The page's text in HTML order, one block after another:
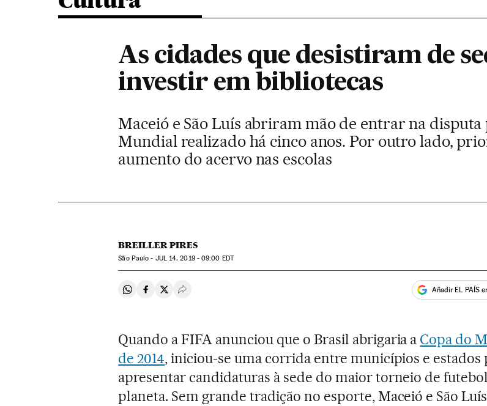
As cidades que desistiram de
investir em bibliotecas
Maceió e São Luís abriram mão de entrar na
Mundial realizado há cinco anos. Por outro lado,
aumento do acervo nas escolas
BREILLER PIRES
São Paulo - JUL14, 2019 - 09:00 EDT
Compartir en Whatsapp
Compartir en Facebook
Compartir en Twitter
Desplegar Redes Sociales Añadir EL PAÍS
Quando a FIFA anunciou que o Brasil abrigaria a Copa do
de 2014, iniciou-se uma corrida entre municípios e estados
apresentar candidaturas à sede do maior torneio de
planeta. Sem grande tradição no esporte, Maceió e São Luís